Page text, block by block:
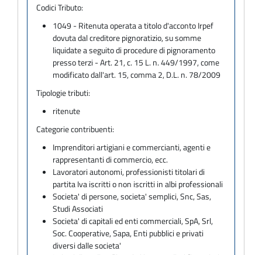
Codici Tributo:
1049 - Ritenuta operata a titolo d'acconto Irpef
dovuta dal creditore pignoratizio, su somme
liquidate a seguito di procedure di pignoramento
presso terzi - Art. 21, c. 15 L. n. 449/1997, come
modificato dall'art. 15, comma 2, D.L. n. 78/2009
Tipologie tributi:
ritenute
Categorie contribuenti:
Imprenditori artigiani e commercianti, agenti e
rappresentanti di commercio, ecc.
Lavoratori autonomi, professionisti titolari di
partita Iva iscritti o non iscritti in albi professionali
Societa' di persone, societa' semplici, Snc, Sas,
Studi Associati
Societa' di capitali ed enti commerciali, SpA, Srl,
Soc. Cooperative, Sapa, Enti pubblici e privati
diversi dalle societa'